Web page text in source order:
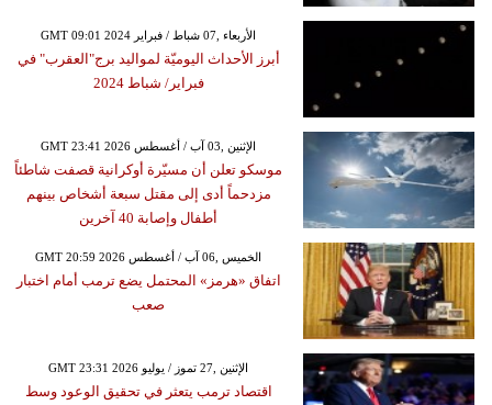
GMT 09:01 2024 الأربعاء ,07 شباط / فبراير
أبرز الأحداث اليوميّة لمواليد برج"العقرب" في
فبراير/ شباط 2024
GMT 23:41 2026 الإثنين ,03 آب / أغسطس
موسكو تعلن أن مسيّرة أوكرانية قصفت شاطئاً
مزدحماً أدى إلى مقتل سبعة أشخاص بينهم
أطفال وإصابة 40 آخرين
GMT 20:59 2026 الخميس ,06 آب / أغسطس
اتفاق «هرمز» المحتمل يضع ترمب أمام اختبار
صعب
GMT 23:31 2026 الإثنين ,27 تموز / يوليو
اقتصاد ترمب يتعثر في تحقيق الوعود وسط